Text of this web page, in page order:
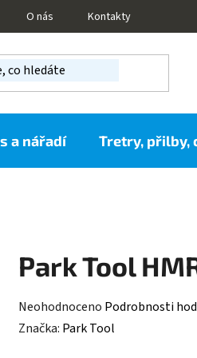
O nás Kontakty
a nářadí Tretry, přilby,
Park Tool
Průměrné
hodnocení
Neohodnoceno Podrobnosti
Značka: Park Tool